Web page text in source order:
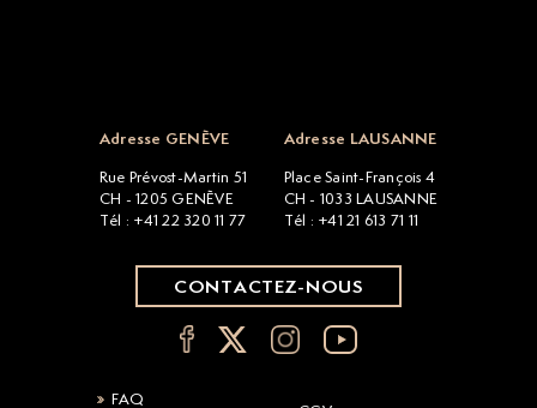
Adresse GENÈVE
Rue Prévost-Martin 51
CH - 1205 GENÈVE
Tél : +41 22 320 11 77
Adresse LAUSANNE
Place Saint-François 4
CH - 1033 LAUSANNE
Tél : +41 21 613 71 11
CONTACTEZ-NOUS
FAQ